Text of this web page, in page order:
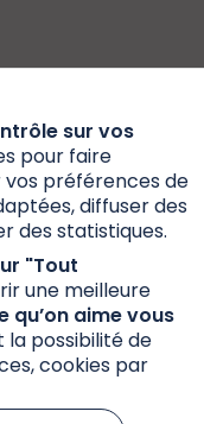
sur vos
pour faire
préférences de
diffuser des
des statistiques.
"Tout
une meilleure
qu’on aime vous
la possibilité de
cookies par